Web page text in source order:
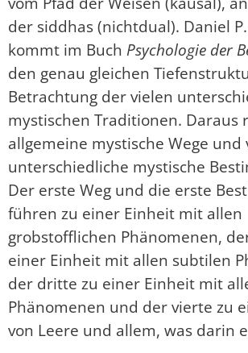
der siddhas (nichtdual). Daniel
kommt im Buch Psychologie der
den genau gleichen
Betrachtung der vielen
mystischen Traditionen. Daraus
allgemeine mystische Wege und
unterschiedliche mystische
Der erste Weg und die erste
führen zu einer Einheit mit allen
grobstofflichen Phänomenen,
einer Einheit mit allen subtilen
der dritte zu einer Einheit mit
Phänomenen und der vierte zu
von Leere und allem, was darin